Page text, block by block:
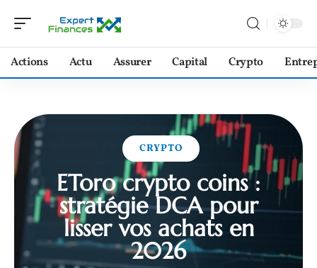
Actions Actu Assurer Capital Crypto
CRYPTO
EToro crypto coins :
stratégie DCA pour
lisser vos achats en
2026